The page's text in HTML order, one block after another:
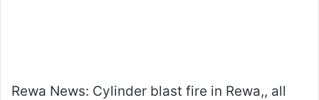
Rewa News: Cylinder blast fire in Rewa,, all